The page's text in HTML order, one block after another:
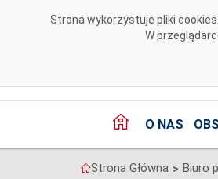
Strona wykorzystuje pliki
W
O NAS
Strona Główna > Biuro